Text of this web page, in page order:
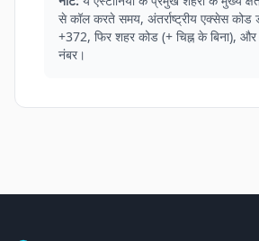
से कॉल करते समय, अंतर्राष्ट्रीय एक्सेस कोड
+372, फिर शहर कोड (+ चिह्न के बिना),
नंबर।